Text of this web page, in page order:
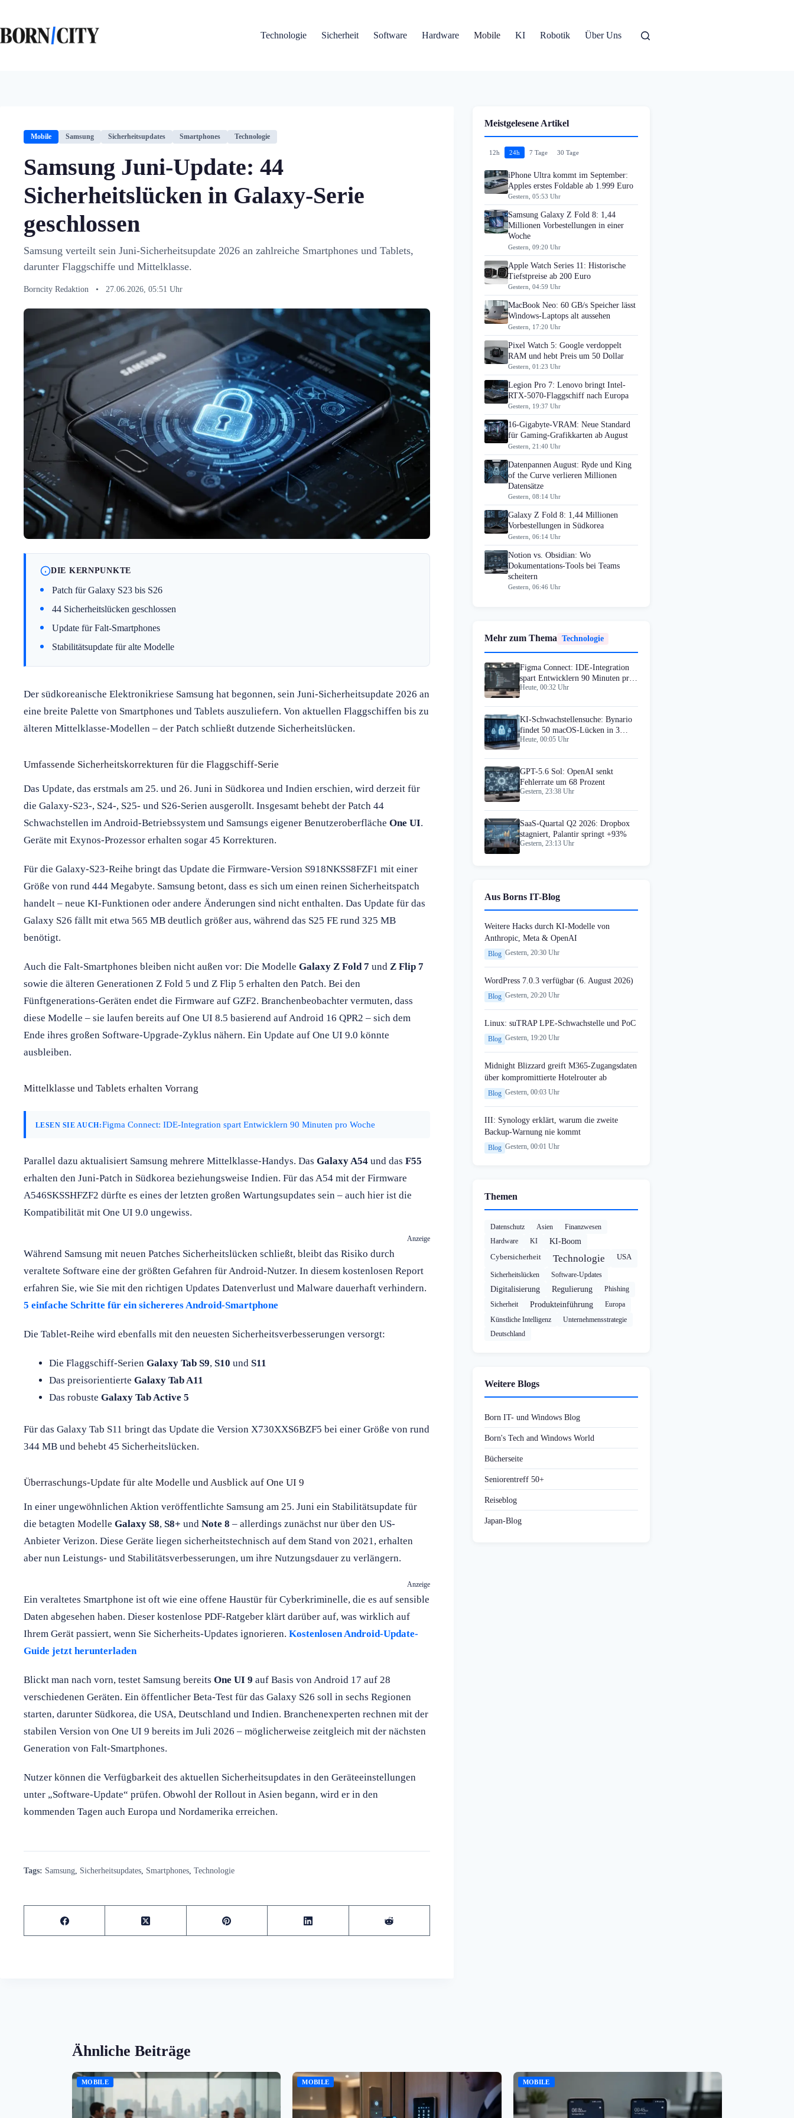
springen
Technologie
Sicherheit Software Hardware Mobile KI Robotik Über Uns
Mobile Samsung Sicherheitsupdates Smartphones Technologie
Samsung Juni-Update: 44
Sicherheitslücken in Galaxy-Serie
geschlossen
Samsung verteilt sein Juni-Sicherheitsupdate 2026 an zahlreiche Smartphones und Tablets,
darunter Flaggschiffe und Mittelklasse.
Borncity Redaktion • 27.06.2026, 05:51 Uhr
DIE KERNPUNKTE
Patch für Galaxy S23 bis S26
44 Sicherheitslücken geschlossen
Update für Falt-Smartphones
Stabilitätsupdate für alte Modelle
Der südkoreanische Elektronikriese Samsung hat begonnen, sein Juni-Sicherheitsupdate 2026 an
eine breite Palette von Smartphones und Tablets auszuliefern. Von aktuellen Flaggschiffen bis zu
älteren Mittelklasse-Modellen – der Patch schließt dutzende Sicherheitslücken.
Umfassende Sicherheitskorrekturen für die Flaggschiff-Serie
Das Update, das erstmals am 25. und 26. Juni in Südkorea und Indien erschien, wird derzeit für
die Galaxy-S23-, S24-, S25- und S26-Serien ausgerollt. Insgesamt behebt der Patch 44
Schwachstellen im Android-Betriebssystem und Samsungs eigener Benutzeroberfläche One UI.
Geräte mit Exynos-Prozessor erhalten sogar 45 Korrekturen.
Für die Galaxy-S23-Reihe bringt das Update die Firmware-Version S918NKSS8FZF1 mit einer
Größe von rund 444 Megabyte. Samsung betont, dass es sich um einen reinen Sicherheitspatch
handelt – neue KI-Funktionen oder andere Änderungen sind nicht enthalten. Das Update für das
Galaxy S26 fällt mit etwa 565 MB deutlich größer aus, während das S25 FE rund 325 MB
benötigt.
Auch die Falt-Smartphones bleiben nicht außen vor: Die Modelle Galaxy Z Fold 7 und Z Flip 7
sowie die älteren Generationen Z Fold 5 und Z Flip 5 erhalten den Patch. Bei den
Fünftgenerations-Geräten endet die Firmware auf GZF2. Branchenbeobachter vermuten, dass
diese Modelle – sie laufen bereits auf One UI 8.5 basierend auf Android 16 QPR2 – sich dem
Ende ihres großen Software-Upgrade-Zyklus nähern. Ein Update auf One UI 9.0 könnte
ausbleiben.
Mittelklasse und Tablets erhalten Vorrang
LESEN SIE AUCH:Figma Connect: IDE-Integration spart Entwicklern 90 Minuten pro Woche
Parallel dazu aktualisiert Samsung mehrere Mittelklasse-Handys. Das Galaxy A54 und das F55
erhalten den Juni-Patch in Südkorea beziehungsweise Indien. Für das A54 mit der Firmware
A546SKSSHFZF2 dürfte es eines der letzten großen Wartungsupdates sein – auch hier ist die
Kompatibilität mit One UI 9.0 ungewiss.
Anzeige
Während Samsung mit neuen Patches Sicherheitslücken schließt, bleibt das Risiko durch
veraltete Software eine der größten Gefahren für Android-Nutzer. In diesem kostenlosen Report
erfahren Sie, wie Sie mit den richtigen Updates Datenverlust und Malware dauerhaft verhindern.
5 einfache Schritte für ein sichereres Android-Smartphone
Die Tablet-Reihe wird ebenfalls mit den neuesten Sicherheitsverbesserungen versorgt:
Die Flaggschiff-Serien Galaxy Tab S9, S10 und S11
Das preisorientierte Galaxy Tab A11
Das robuste Galaxy Tab Active 5
Für das Galaxy Tab S11 bringt das Update die Version X730XXS6BZF5 bei einer Größe von rund
344 MB und behebt 45 Sicherheitslücken.
Überraschungs-Update für alte Modelle und Ausblick auf One UI 9
In einer ungewöhnlichen Aktion veröffentlichte Samsung am 25. Juni ein Stabilitätsupdate für
die betagten Modelle Galaxy S8, S8+ und Note 8 – allerdings zunächst nur über den US-
Anbieter Verizon. Diese Geräte liegen sicherheitstechnisch auf dem Stand von 2021, erhalten
aber nun Leistungs- und Stabilitätsverbesserungen, um ihre Nutzungsdauer zu verlängern.
Anzeige
Ein veraltetes Smartphone ist oft wie eine offene Haustür für Cyberkriminelle, die es auf sensible
Daten abgesehen haben. Dieser kostenlose PDF-Ratgeber klärt darüber auf, was wirklich auf
Ihrem Gerät passiert, wenn Sie Sicherheits-Updates ignorieren. Kostenlosen Android-Update-
Guide jetzt herunterladen
Blickt man nach vorn, testet Samsung bereits One UI 9 auf Basis von Android 17 auf 28
verschiedenen Geräten. Ein öffentlicher Beta-Test für das Galaxy S26 soll in sechs Regionen
starten, darunter Südkorea, die USA, Deutschland und Indien. Branchenexperten rechnen mit der
stabilen Version von One UI 9 bereits im Juli 2026 – möglicherweise zeitgleich mit der nächsten
Generation von Falt-Smartphones.
Nutzer können die Verfügbarkeit des aktuellen Sicherheitsupdates in den Geräteeinstellungen
unter „Software-Update“ prüfen. Obwohl der Rollout in Asien begann, wird er in den
kommenden Tagen auch Europa und Nordamerika erreichen.
Tags: Samsung Sicherheitsupdates Smartphones Technologie
Meistgelesene Artikel
12h 24h 7 Tage 30 Tage
iPhone Ultra kommt im September:
Apples erstes Foldable ab 1.999 Euro
Gestern, 05:53 Uhr
Samsung Galaxy Z Fold 8: 1,44
Millionen Vorbestellungen in einer
Woche
Gestern, 09:20 Uhr
Apple Watch Series 11: Historische
Tiefstpreise ab 200 Euro
Gestern, 04:59 Uhr
MacBook Neo: 60 GB/s Speicher lässt
Windows-Laptops alt aussehen
Gestern, 17:20 Uhr
Pixel Watch 5: Google verdoppelt
RAM und hebt Preis um 50 Dollar
Gestern, 01:23 Uhr
Legion Pro 7: Lenovo bringt Intel-
RTX-5070-Flaggschiff nach Europa
Gestern, 19:37 Uhr
16-Gigabyte-VRAM: Neue Standard
für Gaming-Grafikkarten ab August
Gestern, 21:40 Uhr
Datenpannen August: Ryde und King
of the Curve verlieren Millionen
Datensätze
Gestern, 08:14 Uhr
Galaxy Z Fold 8: 1,44 Millionen
Vorbestellungen in Südkorea
Gestern, 06:14 Uhr
Notion vs. Obsidian: Wo
Dokumentations-Tools bei Teams
scheitern
Gestern, 06:46 Uhr
Mehr zum Thema Technologie
Figma Connect: IDE-Integration
spart Entwicklern 90 Minuten pro
Woche
Heute, 00:32 Uhr
KI-Schwachstellensuche: Bynario
findet 50 macOS-Lücken in 3
Wochen
Heute, 00:05 Uhr
GPT-5.6 Sol: OpenAI senkt
Fehlerrate um 68 Prozent
Gestern, 23:38 Uhr
SaaS-Quartal Q2 2026: Dropbox
stagniert, Palantir springt +93%
Gestern, 23:13 Uhr
Aus Borns IT-Blog
Weitere Hacks durch KI-Modelle von
Anthropic, Meta & OpenAI
Blog Gestern, 20:30 Uhr
WordPress 7.0.3 verfügbar (6. August 2026)
Blog Gestern, 20:20 Uhr
Linux: suTRAP LPE-Schwachstelle und PoC
Blog Gestern, 19:20 Uhr
Midnight Blizzard greift M365-Zugangsdaten
über kompromittierte Hotelrouter ab
Blog Gestern, 00:03 Uhr
III: Synology erklärt, warum die zweite
Backup-Warnung nie kommt
Blog Gestern, 00:01 Uhr
Themen
Datenschutz Asien
Finanzwesen
Hardware
KI
KI-Boom
Cybersicherheit
Technologie USA
Sicherheitslücken Software-Updates
Digitalisierung Regulierung
Phishing
Sicherheit
Produkteinführung
Europa
Künstliche Intelligenz
Unternehmensstrategie
Deutschland
Weitere Blogs
Born IT- und Windows Blog
Born's Tech and Windows World
Bücherseite
Seniorentreff 50+
Reiseblog
Japan-Blog
Ähnliche Beiträge
MOBILE MOBILE MOBILE